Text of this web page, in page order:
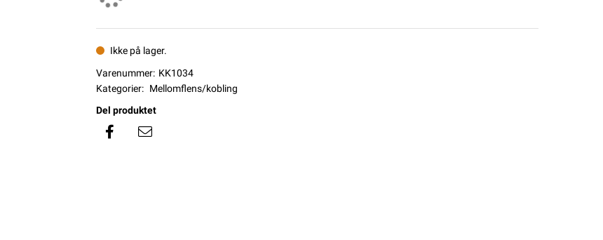
Ikke på lager.
Varenummer: KK1034
Kategorier: Mellomflens/kobling
Del produktet